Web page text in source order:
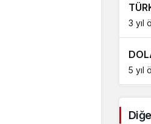
3 yıl
5 yıl
5 yıl